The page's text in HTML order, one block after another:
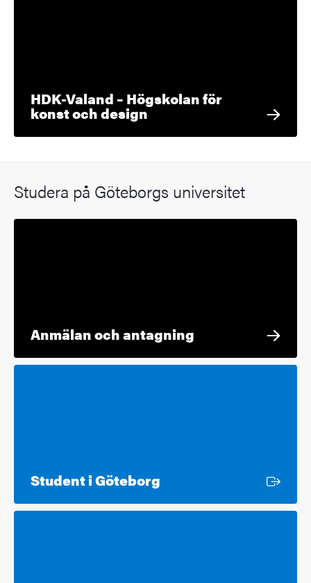
HDK-Valand – Högskolan för
konst och design
Studera på Göteborgs universitet
Anmälan och antagning
Student i Göteborg